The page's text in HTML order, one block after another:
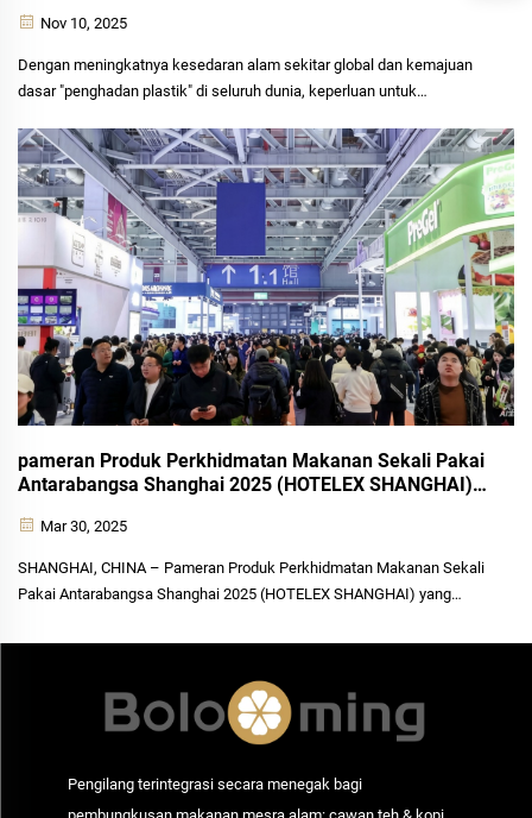
Inovatif di Pameran SFE ke-40
Nov 10, 2025
Dengan meningkatnya kesedaran alam sekitar global dan kemajuan
dasar "penghadan plastik" di seluruh dunia, keperluan untuk
begitu mendesak. Pada ketika penting evolusi industri ini,...
pameran Produk Perkhidmatan Makanan Sekali Pakai
Antarabangsa Shanghai 2025 (HOTELEX SHANGHAI)
Katering Hijau
Mar 30, 2025
SHANGHAI, CHINA – Pameran Produk Perkhidmatan Makanan Sekali
Pakai Antarabangsa Shanghai 2025 (HOTELEX SHANGHAI) yang
Persidangan Kebangsaan (Shanghai) dari 30 Mac...
Pengilang terintegrasi secara menegak bagi